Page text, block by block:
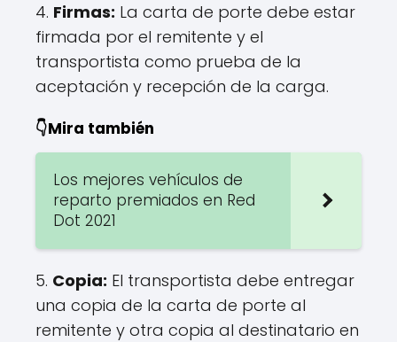
4. Firmas: La carta de porte debe estar
firmada por el remitente y el
transportista como prueba de la
aceptación y recepción de la carga.
👇Mira también
Los mejores vehículos de
reparto premiados en Red
Dot 2021
5. Copia: El transportista debe entregar
una copia de la carta de porte al
remitente y otra copia al destinatario en